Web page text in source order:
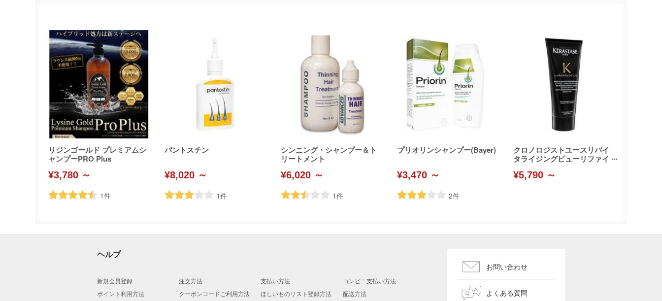
リジンゴールド プレミアムシ
ャンプーPRO Plus
¥3,780 ～
1件
パントスチン
¥8,020 ～
1件
シンニング・シャンプー＆ト
リートメント
¥6,020 ～
1件
プリオリンシャンプー(Bayer)
¥3,470 ～
2件
クロノロジストユースリバイ
タライジングピューリファイ
e)
¥5,790 ～
ヘルプ
新規会員登録 注文方法 支払い方法
コンビニ支払い方法
ポイント利用方法
クーポンコードご利用方法 ほしいものリスト登録方法 配送方法
お問い合わせ
よくある質問